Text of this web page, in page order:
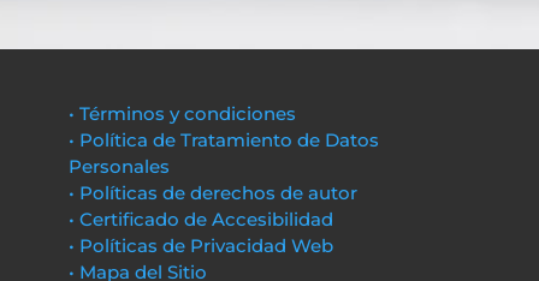
• Términos y condiciones
• Política de Tratamiento de Datos
Personales
• Políticas de derechos de autor
• Certificado de Accesibilidad
• Políticas de Privacidad Web
• Mapa del Sitio